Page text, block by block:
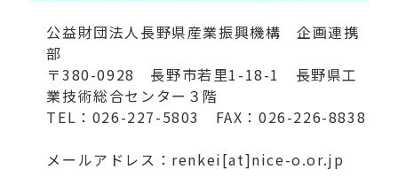
公益財団法人長野県産業振興機構 企画連携
部
〒380-0928 長野市若里1-18-1 長野県工
業技術総合センター３階
TEL：026-227-5803 FAX：026-226-8838
メールアドレス：renkei[at]nice-o.or.jp